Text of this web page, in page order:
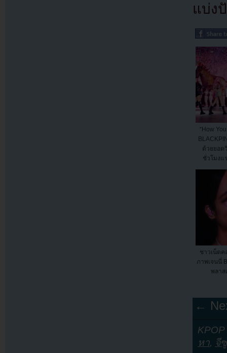
แบ่ง
“How
ด้วยยอด
ชั่วโมงแ
ชาวเน็ตค
ภาพเจนนี่
พลาส
←
หา, จีซู